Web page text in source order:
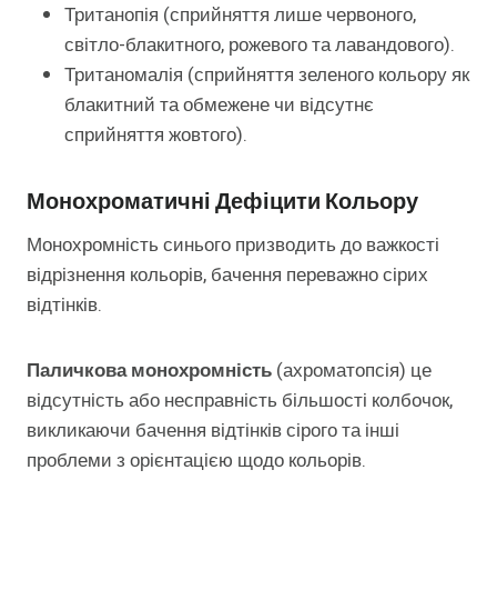
Тританопія (сприйняття лише червоного,
світло-блакитного, рожевого та лавандового).
Тританомалія (сприйняття зеленого кольору як
блакитний та обмежене чи відсутнє
сприйняття жовтого).
Монохроматичні Дефіцити Кольору
Монохромність синього призводить до важкості
відрізнення кольорів, бачення переважно сірих
відтінків.
Паличкова монохромність (ахроматопсія) це
відсутність або несправність більшості колбочок,
викликаючи бачення відтінків сірого та інші
проблеми з орієнтацією щодо кольорів.